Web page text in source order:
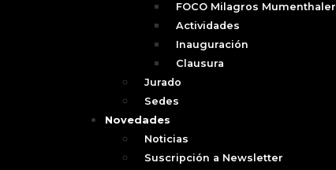
FOCO Milagros Mumenthaler
Actividades
Inauguración
Clausura
Jurado
Sedes
Novedades
Noticias
Suscripción a Newsletter